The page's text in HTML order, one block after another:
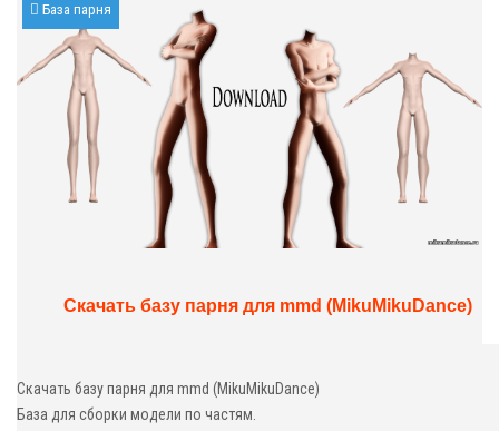
База парня
Скачать базу парня для mmd (MikuMikuDance)
Скачать базу парня для mmd (MikuMikuDance)
База для сборки модели по частям.